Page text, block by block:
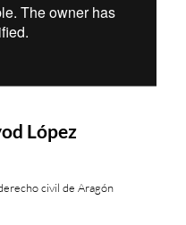
López
civil de Aragón